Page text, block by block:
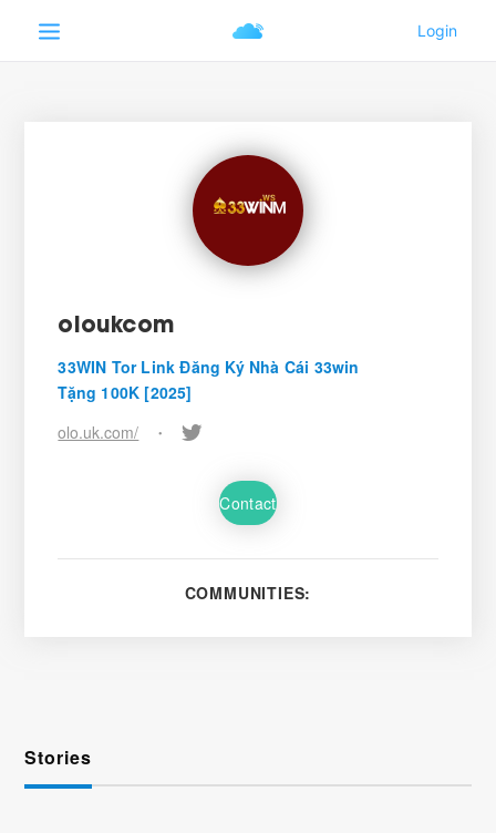
oloukcom
33WIN Tor Link Đăng Ký Nhà Cái 33win
Tặng 100K [2025]
olo.uk.com/
•
Contact
COMMUNITIES:
Stories